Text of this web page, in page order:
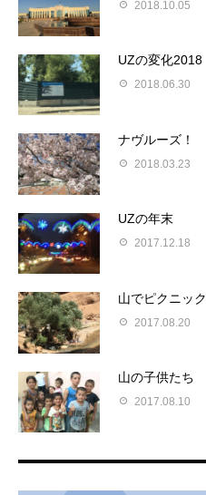
2018.10.05
UZの変化2018
2018.06.30
ナヴルーズ！
2018.03.23
UZの年末
2017.12.18
山でピクニック
2017.08.20
山の子供たち
2017.08.10